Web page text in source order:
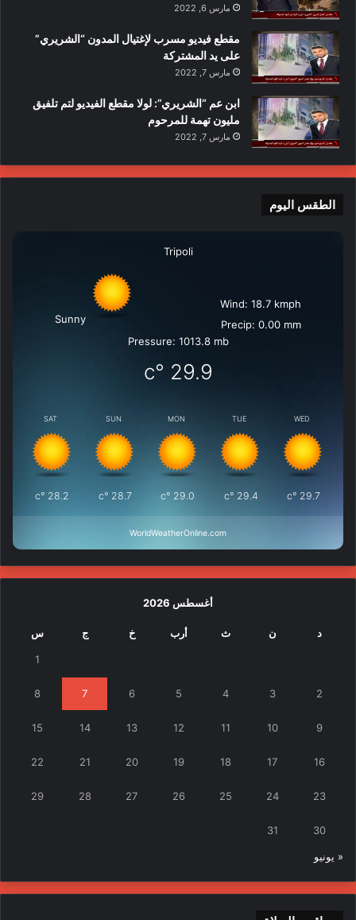
مارس 6, 2022
مقطع فيديو مسرب لإغتيال المدون “الشريري”
على يد المشتركة
مارس 7, 2022
ابن عم “الشريري”: لولا مقطع الفيديو لتم تلفيق
مليون تهمة للمرحوم
مارس 7, 2022
الطقس اليوم
Tripoli
Sunny
Wind: 18.7 kmph
Precip: 0.00 mm
Pressure: 1013.8 mb
29.9
°c
SAT
28.2
°c
SUN
28.7
°c
MON
29.0
°c
TUE
29.4
°c
WED
29.7
°c
WorldWeatherOnline.com
أغسطس 2026
د ن ث أرب خ ج س
1
2
3
4
5
6
7
8
9
10
11
12
13
14
15
16
17
18
19
20
21
22
23
24
25
26
27
28
29
30
31
« يونيو